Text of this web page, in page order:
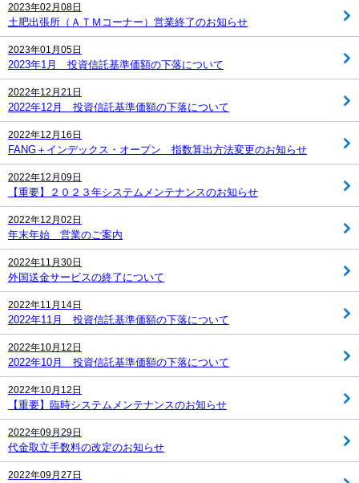
2023年02月08日
土肥出張所（ＡＴＭコーナー）営業終了のお知らせ
2023年01月05日
2023年1月 投資信託基準価額の下落について
2022年12月21日
2022年12月 投資信託基準価額の下落について
2022年12月16日
FANG＋インデックス・オープン 指数算出方法変更のお知らせ
2022年12月09日
【重要】２０２３年システムメンテナンスのお知らせ
2022年12月02日
年末年始 営業のご案内
2022年11月30日
外国送金サービスの終了について
2022年11月14日
2022年11月 投資信託基準価額の下落について
2022年10月12日
2022年10月 投資信託基準価額の下落について
2022年10月12日
【重要】臨時システムメンテナンスのお知らせ
2022年09月29日
代金取立手数料の改定のお知らせ
2022年09月27日